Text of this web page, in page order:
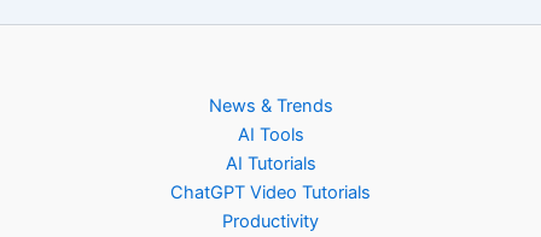
News & Trends
AI Tools
AI Tutorials
ChatGPT Video Tutorials
Productivity